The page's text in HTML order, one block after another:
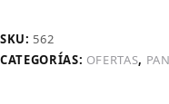
SKU: 562
CATEGORÍAS: OFERTAS,